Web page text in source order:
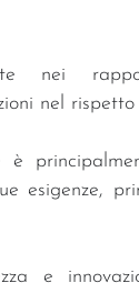
nei
nel rispetto
è
esigenze,
e